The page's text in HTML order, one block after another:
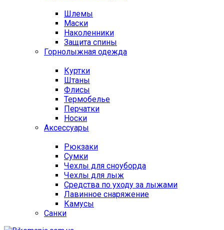
Шлемы
Маски
Наколенники
Защита спины
Горнолыжная одежда
Куртки
Штаны
Флисы
Термобелье
Перчатки
Носки
Аксессуары
Рюкзаки
Сумки
Чехлы для сноуборда
Чехлы для лыж
Средства по уходу за лыжами
Лавинное снаряжение
Камусы
Санки